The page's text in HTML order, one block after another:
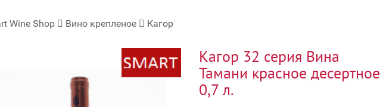
Wine Shop Вино крепленое Кагор
Кагор 32 серия Вина
Тамани красное десертное
0,7 л.